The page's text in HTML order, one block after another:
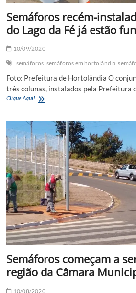
Semáforos recém-
do Lago da Fé já estão
10/09/2020
semáforos semáforos em hortolândia
Foto: Prefeitura de Hortolândia O
três colunas, instalados pela Prefeitura
Clique Aqui! Semáforos
região
do
Lago
da
Fé
já
estão
funcionando
Semáforos começam a
região da Câmara
10/08/2020